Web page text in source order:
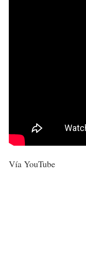
Vía YouTube